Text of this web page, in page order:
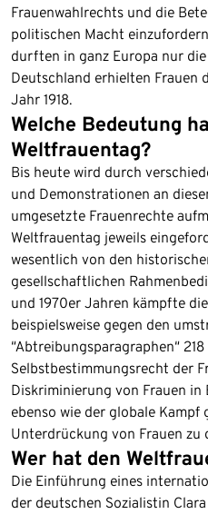
Frauenwahlrechts und die
politischen Macht
durften in ganz Europa nur
Deutschland erhielten Frauen
Jahr 1918.
Welche Bedeutung
Weltfrauentag?
Bis heute wird durch
und Demonstrationen an
umgesetzte Frauenrechte
Weltfrauentag jeweils
wesentlich von den
gesellschaftlichen
und 1970er Jahren kämpfte
beispielsweise gegen den
“Abtreibungsparagraphen“
Selbstbestimmungsrecht der
Diskriminierung von Frauen in
ebenso wie der globale Kampf
Unterdrückung von Frauen zu
Wer hat den
Die Einführung eines
der deutschen Sozialistin